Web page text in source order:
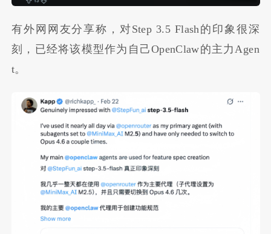
有外网网友分享称，对Step 3.5 Flash的印象很深
刻，已经将该模型作为自己OpenClaw的主力Agen
t。